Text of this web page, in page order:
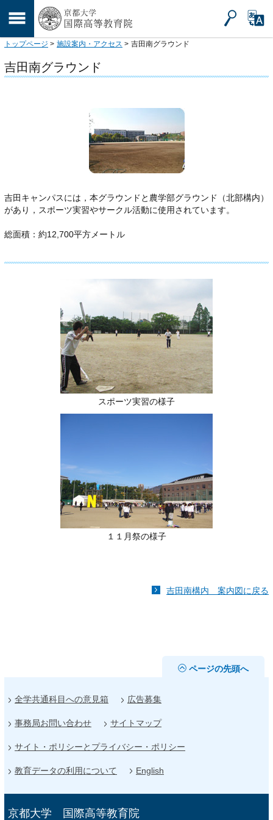
トップページ > 施設案内・アクセス > 吉田南グラウンド
吉田南グラウンド
吉田キャンパスには，本グラウンドと農学部グラウンド（北部構内）
があり，スポーツ実習やサークル活動に使用されています。
総面積：約12,700平方メートル
スポーツ実習の様子
１１月祭の様子
吉田南構内 案内図に戻る
ページの先頭へ
全学共通科目への意見箱 広告募集
事務局お問い合わせ サイトマップ
サイト・ポリシーとプライバシー・ポリシー
教育データの利用について English
京都大学 国際高等教育院